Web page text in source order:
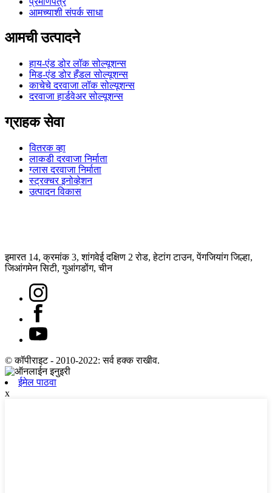
आमच्याशी संपर्क साधा
आमची उत्पादने
हाय-एंड डोर लॉक सोल्यूशन्स
मिड-एंड डोर हँडल सोल्यूशन्स
काचेचे दरवाजा लॉक सोल्यूशन्स
दरवाजा हार्डवेअर सोल्यूशन्स
ग्राहक सेवा
वितरक व्हा
लाकडी दरवाजा निर्माता
ग्लास दरवाजा निर्माता
स्ट्रक्चर इनोव्हेशन
उत्पादन विकास
इमारत 14, क्रमांक 3, शांगवेई दक्षिण 2 रोड, हेटांग टाउन, पेंगजियांग जिल्हा,
जिआंगमेन सिटी, गुआंगडोंग, चीन
© कॉपीराइट - 2010-2022: सर्व हक्क राखीव.
ईमेल पाठवा
x